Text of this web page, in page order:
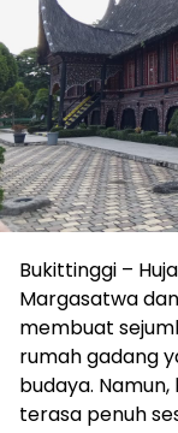
Bukittinggi –
Margasatwa
membuat
rumah gadang
budaya.
terasa penuh